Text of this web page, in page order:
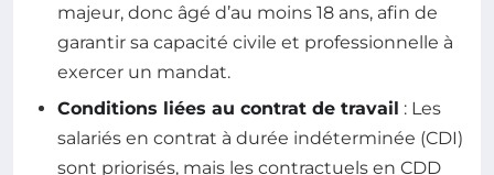
majeur, donc âgé d’au moins 18 ans, afin de
garantir sa capacité civile et professionnelle à
exercer un mandat.
Conditions liées au contrat de travail : Les
salariés en contrat à durée indéterminée (CDI)
sont priorisés, mais les contractuels en CDD